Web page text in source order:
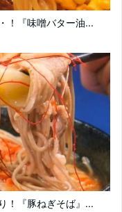
！『味噌バター油...
！『豚ねぎそば』...